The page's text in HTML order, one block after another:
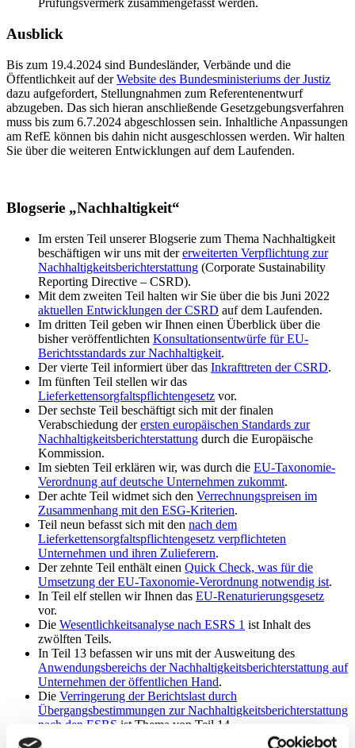
Prüfungsvermerk zusammengefasst werden.
Ausblick
Bis zum 19.4.2024 sind Bundesländer, Verbände und die
Öffentlichkeit auf derWebsite des Bundesministeriums der Justiz
dazu aufgefordert, Stellungnahmen zum Referentenentwurf
abzugeben. Das sich hieran anschließende Gesetzgebungsverfahren
muss bis zum 6.7.2024 abgeschlossen sein. Inhaltliche Anpassungen
am RefE können bis dahin nicht ausgeschlossen werden. Wir halten
Sie über die weiteren Entwicklungen auf dem Laufenden.
Blogserie „Nachhaltigkeit“
Im ersten Teil unserer Blogserie zum Thema Nachhaltigkeit
beschäftigen wir uns mit dererweiterten Verpflichtung zur
Nachhaltigkeitsberichterstattung (Corporate Sustainability
Reporting Directive – CSRD).
Mit dem zweiten Teil halten wir Sie über die bis Juni 2022
aktuellen Entwicklungen der CSRD auf dem Laufenden.
Im dritten Teil geben wir Ihnen einen Überblick über die
bisher veröffentlichten Konsultationsentwürfe für EU-
Berichtsstandards zur Nachhaltigkeit.
Der vierte Teil informiert über das Inkrafttreten der CSRD.
Im fünften Teil stellen wir das
Lieferkettensorgfaltspflichtengesetz vor.
Der sechste Teil beschäftigt sich mit der finalen
Verabschiedung derersten europäischen Standards zur
Nachhaltigkeitsberichterstattung durch die Europäische
Kommission.
Im siebten Teil erklären wir, was durch die EU-Taxonomie-
Verordnung auf deutsche Unternehmen zukommt.
Der achte Teil widmet sich den Verrechnungspreisen im
Zusammenhang mit den ESG-Kriterien.
Teil neun befasst sich mit den nach dem
Lieferkettensorgfaltspflichtengesetz verpflichteten
Unternehmen und ihren Zulieferern.
Der zehnte Teil enthält einen Quick Check, was für die
Umsetzung der EU-Taxonomie-Verordnung notwendig ist.
In Teil elf stellen wir Ihnen das EU-Renaturierungsgesetz
vor.
Die Wesentlichkeitsanalyse nach ESRS 1 ist Inhalt des
zwölften Teils.
In Teil 13 befassen wir uns mit der Ausweitung des
Anwendungsbereichs der Nachhaltigkeitsberichterstattung auf
Unternehmen der öffentlichen Hand.
Die Verringerung der Berichtslast durch
Übergangsbestimmungen zur Nachhaltigkeitsberichterstattung
nach den ESRS ist Thema von Teil 14.
Teil 15 befasst sich mit der
Berichterstattung und Prüfung bei